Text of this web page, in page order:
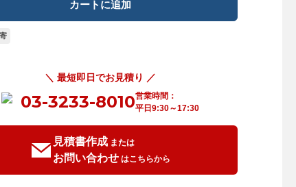
＼ 最短即日でお見積り ／
03-3233-8010営業時間：
平日9:30～17:30
見積書作成 または
お問い合わせ はこちらから